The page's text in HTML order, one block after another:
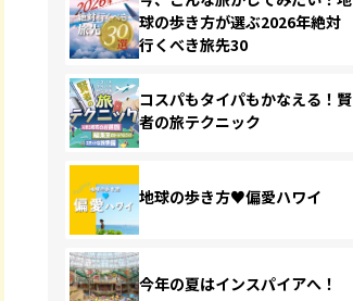
球の歩き方が選ぶ2026年絶対
行くべき旅先30
コスパもタイパもかなえる！賢
者の旅テクニック
地球の歩き方♥偏愛ハワイ
今年の夏はインスパイアへ！